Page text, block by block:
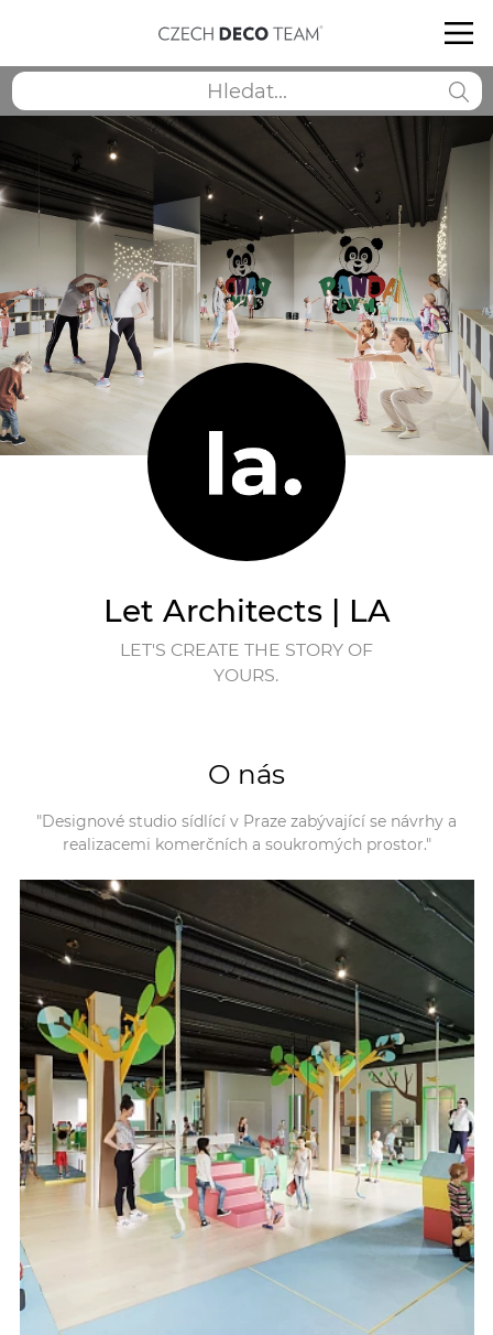
Let Architects | LA
LET'S CREATE THE STORY OF
YOURS.
O nás
"Designové studio sídlící v Praze zabývající se návrhy a
realizacemi komerčních a soukromých prostor."